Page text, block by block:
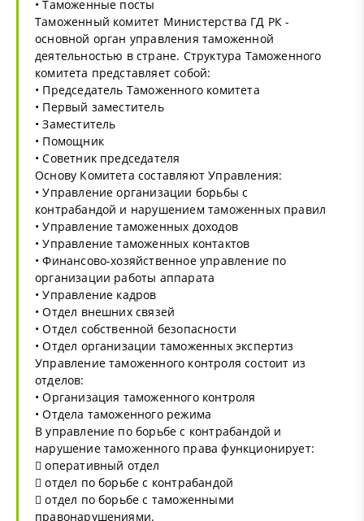
• Таможенные посты
Таможенный комитет Министерства ГД РК -
основной орган управления таможенной
деятельностью в стране. Структура Таможенного
комитета представляет собой:
• Председатель Таможенного комитета
• Первый заместитель
• Заместитель
• Помощник
• Советник председателя
Основу Комитета составляют Управления:
• Управление организации борьбы с
контрабандой и нарушением таможенных правил
• Управление таможенных доходов
• Управление таможенных контактов
• Финансово-хозяйственное управление по
организации работы аппарата
• Управление кадров
• Отдел внешних связей
• Отдел собственной безопасности
• Отдел организации таможенных экспертиз
Управление таможенного контроля состоит из
отделов:
• Организация таможенного контроля
• Отдела таможенного режима
В управление по борьбе с контрабандой и
нарушение таможенного права функционирует:
 оперативный отдел
 отдел по борьбе с контрабандой
 отдел по борьбе с таможенными
правонарушениями.